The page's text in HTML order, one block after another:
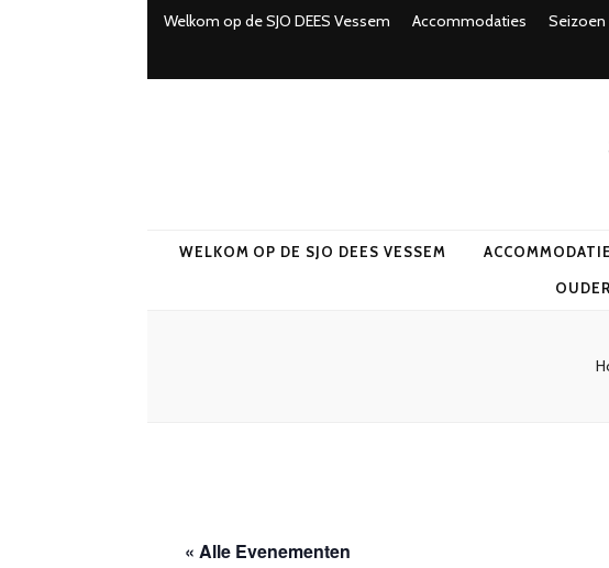
Welkom op de SJO DEES Vessem Accommodaties
WELKOM OP DE SJO DEES VESSEM
« Alle Evenementen